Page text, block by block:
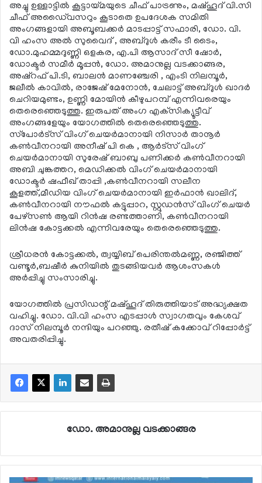
അച്ചു ഉള്ളാട്ടില്‍ കൂട്ടായ്മയുടെ ചീഫ് പാട്രണും, മഷ്ഹൂദ് വി.സി
ചീഫ് അഡൈ്വസറും കൂടാതെ ഉപദേശക സമിതി
അംഗങ്ങളായി അബൂബക്കര്‍ മാടപ്പാട്ട് സഫാരി, ഡോ. വി.
വി ഹംസ അല്‍ സുവൈദ് , അബ്ദുള്‍ കരീം ടീ ടൈം,
ഡോ.മുഹമ്മദുണ്ണി ഒളകര, എ.പി ആസാദ് സീ ഷോര്‍,
ഡോക്ടര്‍ സമീര്‍ മൂപ്പന്‍, ഡോ. അമാനുല്ല വടക്കാങ്ങര,
അഷ്‌റഫ് പി.ടി, ബാലന്‍ മാണഞ്ചേരി , എംടി നിലമ്പൂര്‍,
ജലീല്‍ കാവില്‍, രാജേഷ് മേനോന്‍, ചേലാട്ട് അബ്ദുള്‍ ഖാദര്‍
ചെറിയമുണ്ടം, ഉണ്ണി മോയിന്‍ കീഴുപറമ്പ് എന്നിവരെയും
തെരെഞ്ഞെടുത്തു. ഇരുപത് അംഗ എക്‌സിക്യൂട്ടീവ്
അംഗങ്ങളേയും യോഗത്തില്‍ തെരെഞ്ഞെടുത്തു.
സ്‌പോര്‍ട്‌സ് വിംഗ് ചെയര്‍മാനായി നിസാര്‍ താനൂര്‍
കണ്‍വീനറായി അനീഷ് പി കെ , ആര്‍ട്‌സ് വിംഗ്
ചെയര്‍മാനായി സുരേഷ് ബാബു പണിക്കര്‍ കണ്‍വീനറായി
അബി ചുങ്കത്തറ, മെഡിക്കല്‍ വിംഗ് ചെയര്‍മാനായി
ഡോക്ടര്‍ ഷഫീഖ് താപ്പി ,കണ്‍വീനറായി സലീന
കൂളത്ത്,മീഡിയ വിംഗ് ചെയര്‍മാനായി ഇര്‍ഫാന്‍ ഖാലിദ്,
കണ്‍വീനറായി നൗഫല്‍ കട്ടുപ്പാറ, സ്റ്റുഡന്‍സ് വിംഗ് ചെയര്‍
പേഴ്‌സണ്‍ ആയി റിന്‍ഷ രണ്ടത്താണി, കണ്‍വീനറായി
ലിന്‍ഷ കോട്ടക്കല്‍ എന്നിവരേയും തെരെഞ്ഞെടുത്തു.
ശ്രീധരന്‍ കോട്ടക്കല്‍, ത്വയ്യിബ് പെരിന്തല്‍മണ്ണ, രഞ്ജിത്ത്
വണ്ടൂര്‍,ബഷീര്‍ കുനിയില്‍ തുടങ്ങിയവര്‍ ആശംസകള്‍
അര്‍പ്പിച്ചു സംസാരിച്ചു.
യോഗത്തില്‍ പ്രസിഡന്റ് മഷ്ഹൂദ് തിരുത്തിയാട് അദ്ധ്യക്ഷത
വഹിച്ചു. ഡോ. വി.വി ഹംസ എടപ്പാള്‍ സ്വാഗതവും കേശവ്
ദാസ് നിലമ്പൂര്‍ നന്ദിയും പറഞ്ഞു. രതീഷ് കക്കോവ് റിപ്പോര്‍ട്ട്
അവതരിപ്പിച്ചു.
ഡോ. അമാനുല്ല വടക്കാങ്ങര